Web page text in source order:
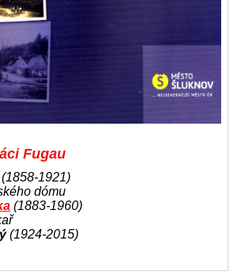
Fugau
(1858-1921)
dómu
(1883-1960)
(1924-2015)